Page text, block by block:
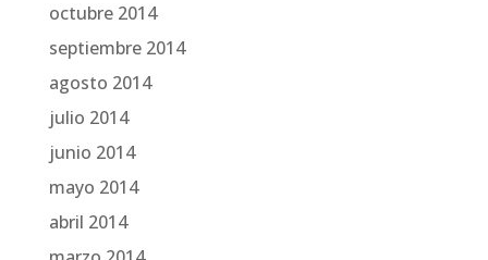
octubre 2014
septiembre 2014
agosto 2014
julio 2014
junio 2014
mayo 2014
abril 2014